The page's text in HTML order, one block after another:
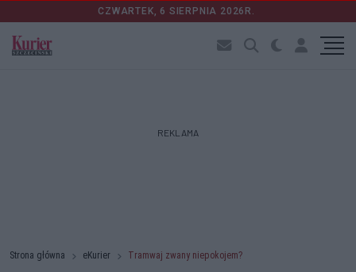
CZWARTEK, 6 SIERPNIA 2026R.
REKLAMA
Strona główna eKurier Tramwaj zwany niepokojem?